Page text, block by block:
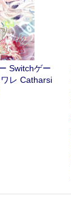
Switchゲー
レ Catharsi